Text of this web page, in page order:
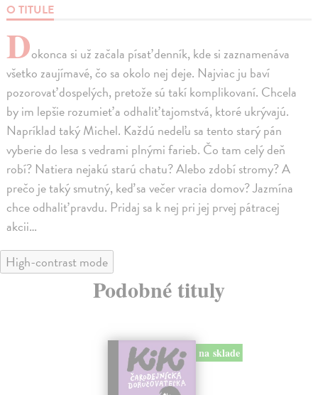
O TITULE
Dokonca si už začala písať denník, kde si zaznamenáva
všetko zaujímavé, čo sa okolo nej deje. Najviac ju baví
pozorovať dospelých, pretože sú takí komplikovaní. Chcela
by im lepšie rozumieť a odhaliť tajomstvá, ktoré ukrývajú.
Napríklad taký Michel. Každú nedeľu sa tento starý pán
vyberie do lesa s vedrami plnými farieb. Čo tam celý deň
robí? Natiera nejakú starú chatu? Alebo zdobí stromy? A
prečo je taký smutný, keď sa večer vracia domov? Jazmína
chce odhaliť pravdu. Pridaj sa k nej pri jej prvej pátracej
akcii…
High-contrast mode
Podobné tituly
na sklade